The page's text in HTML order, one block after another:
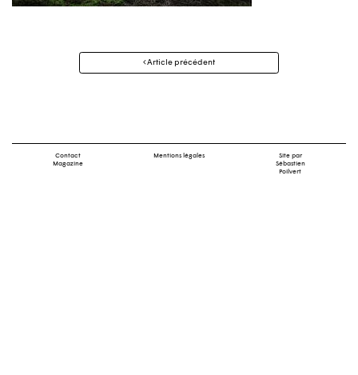
Navigation
Article précédent
Contact
Magazine
Mentions légales
Site par
Sébastien
Poilvert